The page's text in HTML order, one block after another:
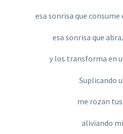
esa sonrisa que
esa sonrisa que
y los transforma en
Suplicando
me rozan
aliviando